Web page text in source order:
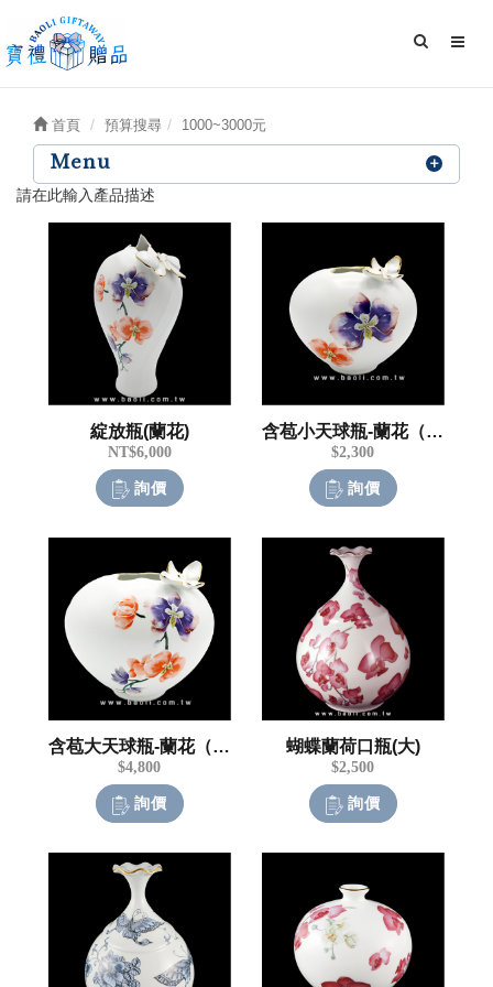
首頁 預算搜尋 1000~3000元
Menu
請在此輸入產品描述
綻放瓶(蘭花)
NT$6,000
詢價
含苞小天球瓶-蘭花（小）
$2,300
詢價
含苞大天球瓶-蘭花（大）
$4,800
詢價
蝴蝶蘭荷口瓶(大)
$2,500
詢價